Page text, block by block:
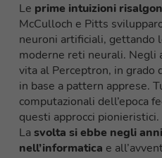
Le prime intuizioni
McCulloch e Pitts
neuroni artificiali, gettando
moderne reti neurali. Negli
vita al Perceptron, in grado
in base a pattern apprese.
computazionali dell’epoca
questi approcci pionieristici.
Lasvolta si ebbe negli
nell’informatica e